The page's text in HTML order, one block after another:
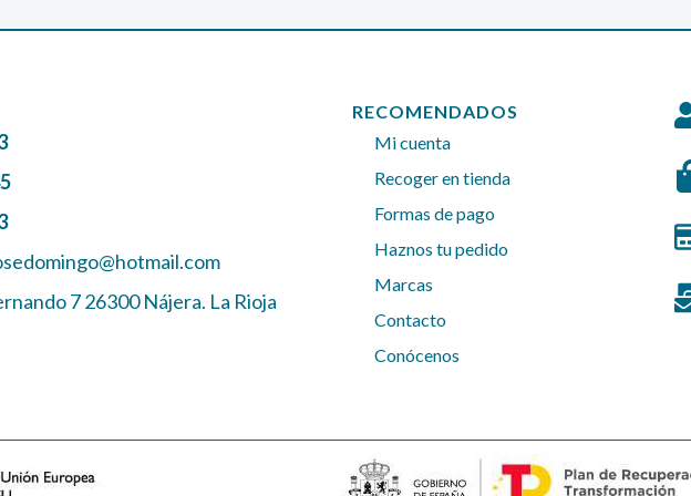
7 26300 Nájera. La Rioja
RECOMENDADOS
Mi cuenta
Recoger en tienda
Formas de pago
Haznos tu pedido
Marcas
Contacto
Conócenos